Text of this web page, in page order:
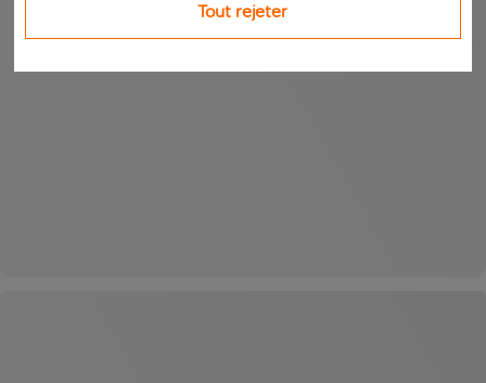
Tout rejeter